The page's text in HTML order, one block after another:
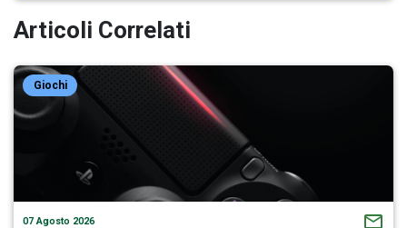
Articoli Correlati
Giochi
07 Agosto 2026